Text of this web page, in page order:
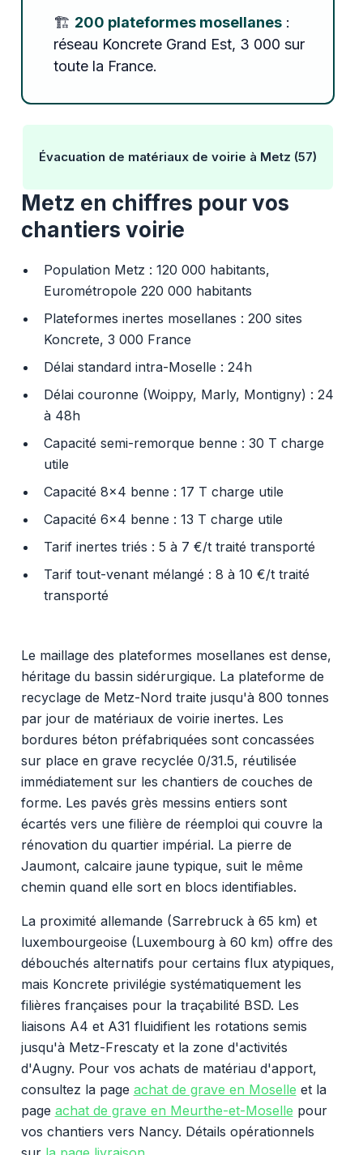
🏗️ 200 plateformes mosellanes:
réseau Koncrete Grand Est, 3 000 sur
toute la France.
Évacuation de matériaux de voirie à Metz (57)
Metz en chiffres pour vos
chantiers voirie
Population Metz : 120 000 habitants,
Eurométropole 220 000 habitants
Plateformes inertes mosellanes : 200 sites
Koncrete, 3 000 France
Délai standard intra-Moselle : 24h
Délai couronne (Woippy, Marly, Montigny) : 24
à 48h
Capacité semi-remorque benne : 30 T charge
utile
Capacité 8x4 benne : 17 T charge utile
Capacité 6x4 benne : 13 T charge utile
Tarif inertes triés : 5 à 7 €/t traité transporté
Tarif tout-venant mélangé : 8 à 10 €/t traité
transporté
Le maillage des plateformes mosellanes est dense,
héritage du bassin sidérurgique. La plateforme de
recyclage de Metz-Nord traite jusqu'à 800 tonnes
par jour de matériaux de voirie inertes. Les
bordures béton préfabriquées sont concassées
sur place en grave recyclée 0/31.5, réutilisée
immédiatement sur les chantiers de couches de
forme. Les pavés grès messins entiers sont
écartés vers une filière de réemploi qui couvre la
rénovation du quartier impérial. La pierre de
Jaumont, calcaire jaune typique, suit le même
chemin quand elle sort en blocs identifiables.
La proximité allemande (Sarrebruck à 65 km) et
luxembourgeoise (Luxembourg à 60 km) offre des
débouchés alternatifs pour certains flux atypiques,
mais Koncrete privilégie systématiquement les
filières françaises pour la traçabilité BSD. Les
liaisons A4 et A31 fluidifient les rotations semis
jusqu'à Metz-Frescaty et la zone d'activités
d'Augny. Pour vos achats de matériau d'apport,
consultez la page achat de grave en Moselle et la
page achat de grave en Meurthe-et-Moselle pour
vos chantiers vers Nancy. Détails opérationnels